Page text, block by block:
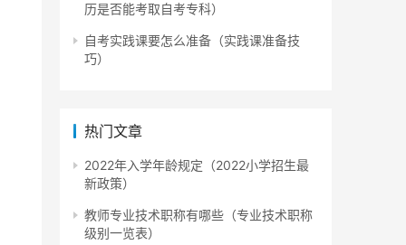
历是否能考取自考专科）
自考实践课要怎么准备（实践课准备技
巧）
热门文章
2022年入学年龄规定（2022小学招生最
新政策）
教师专业技术职称有哪些（专业技术职称
级别一览表）